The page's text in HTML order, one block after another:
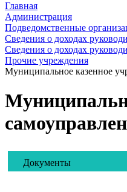
Главная
Администрация
Подведомственные
Сведения о доходах
Сведения о доходах
Прочие учреждения
Муниципальное казенное
Документы